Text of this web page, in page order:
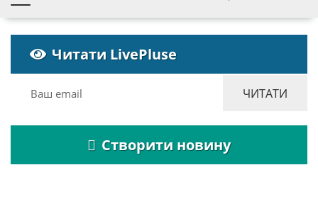
Читати LivePluse
Створити новину